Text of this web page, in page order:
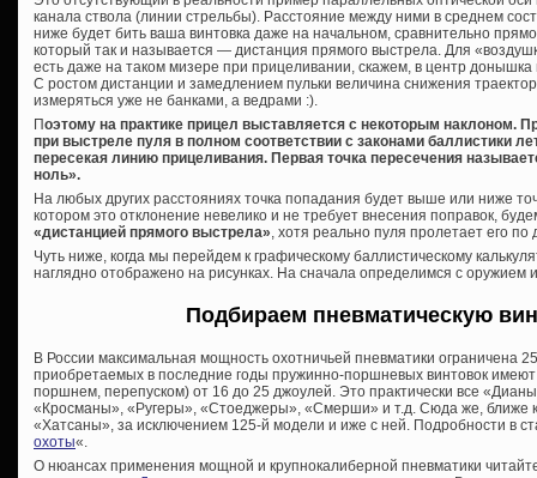
канала ствола (линии стрельбы). Расстояние между ними в среднем
ниже будет бить ваша винтовка даже на начальном, сравнительно
который так и называется — дистанция прямого выстрела. Для
есть даже на таком мизере при прицеливании, скажем, в центр
С ростом дистанции и замедлением пульки величина снижения
измеряться уже не банками, а ведрами :).
Поэтому на практике прицел выставляется с некоторым наклоном.
при выстреле пуля в полном соответствии с законами баллистики
пересекая линию прицеливания. Первая точка пересечения
ноль».
На любых других расстояниях точка попадания будет выше или ниже
котором это отклонение невелико и не требует внесения поправок,
«дистанцией прямого выстрела», хотя реально пуля пролетает его по
Чуть ниже, когда мы перейдем к графическому баллистическому
наглядно отображено на рисунках. На сначала определимся с оружием
Подбираем пневматическую
В России максимальная мощность охотничьей пневматики ограничена
приобретаемых в последние годы пружинно-поршневых винтовок
поршнем, перепуском) от 16 до 25 джоулей. Это практически все
«Кросманы», «Ругеры», «Стоеджеры», «Смерши» и т.д. Сюда же, ближе
«Хатсаны», за исключением 125-й модели и иже с ней. Подробности в
охоты«.
О нюансах применения мощной и крупнокалиберной пневматики